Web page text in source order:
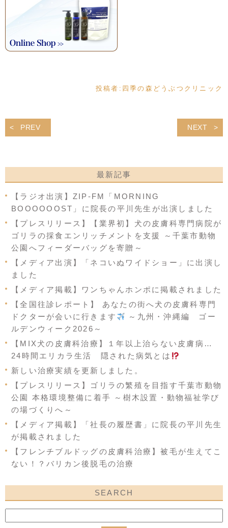
投稿者: 四季の森どうぶつクリニック
PREV NEXT
最新記事
【ラジオ出演】ZIP-FM「MORNING
BOOOOOOST」に院長の平川先生が出演しました
【プレスリリース】【業界初】犬の皮膚科専門病院が
ゴリラの採食エンリッチメントを支援 ～千葉市動物
公園へフィーダーバッグを寄贈～
【メディア出演】「ネコいぬワイドショー」に出演し
ました
【メディア掲載】ワンちゃんホンポに掲載されました
【全国往診レポート】 あなたの街へ犬の皮膚科専門
ドクターが会いに行きます
～九州・沖縄編 ゴー
ルデンウィーク2026～
【MIX犬の皮膚科治療】１年以上治らない皮膚病…
24時間エリカラ生活 隠された病気とは
新しい治療実績を更新しました。
【プレスリリース】ゴリラの繁殖を目指す千葉市動物
公園 本格環境整備に着手 ～樹木設置・動物福祉学び
の場づくりへ～
【メディア掲載】「社長の履歴書」に院長の平川先生
が掲載されました
【フレンチブルドッグの皮膚科治療】被毛が生えてこ
ない！？バリカン後脱毛の治療
SEARCH